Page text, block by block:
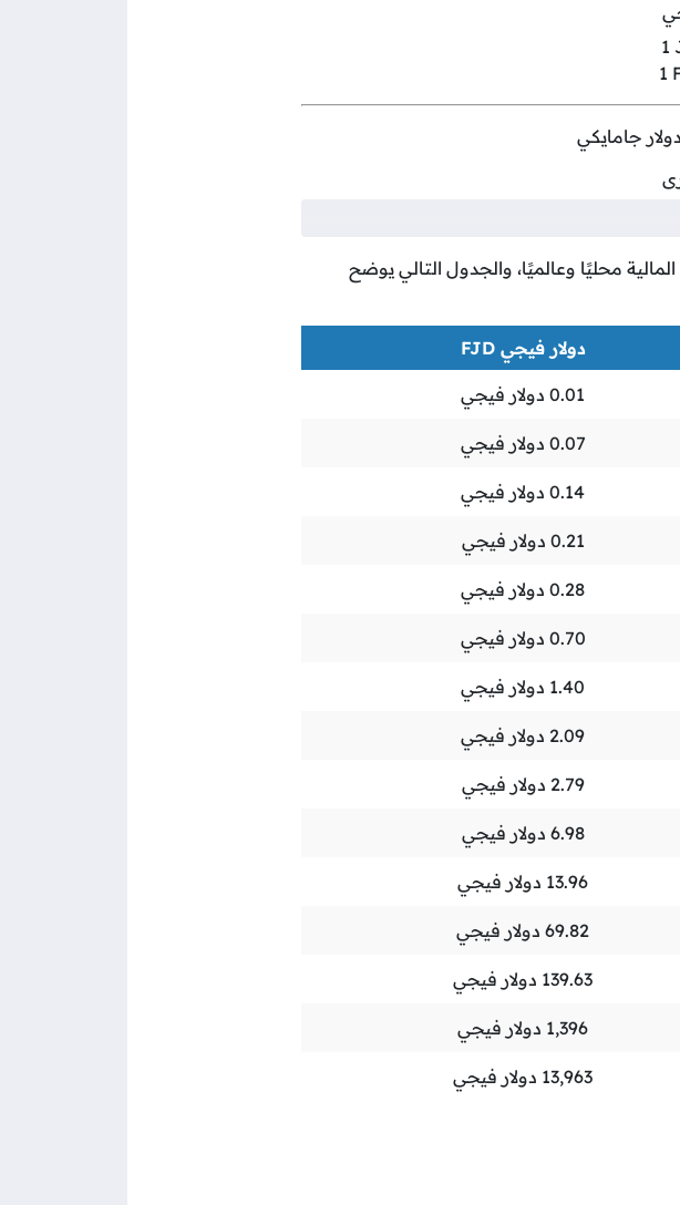
1
1
جامايكي
محليًا وعالميًا، والجدول التالي يوضح
دولار فيجي FJD
0.01 دولار فيجي
0.07 دولار فيجي
0.14 دولار فيجي
0.21 دولار فيجي
0.28 دولار فيجي
0.70 دولار فيجي
1.40 دولار فيجي
2.09 دولار فيجي
2.79 دولار فيجي
6.98 دولار فيجي
13.96 دولار فيجي
69.82 دولار فيجي
139.63 دولار فيجي
1,396 دولار فيجي
13,963 دولار فيجي